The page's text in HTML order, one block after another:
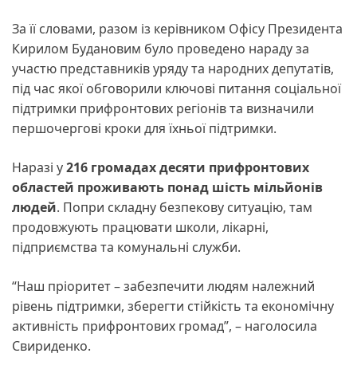
За її словами, разом із керівником Офісу Президента
Кирилом Будановим було проведено нараду за
участю представників уряду та народних депутатів,
під час якої обговорили ключові питання соціальної
підтримки прифронтових регіонів та визначили
першочергові кроки для їхньої підтримки.
Наразі у216 громадах десяти прифронтових
областей проживають понад шість мільйонів
людей. Попри складну безпекову ситуацію, там
продовжують працювати школи, лікарні,
підприємства та комунальні служби.
“Наш пріоритет – забезпечити людям належний
рівень підтримки, зберегти стійкість та економічну
активність прифронтових громад”, – наголосила
Свириденко.